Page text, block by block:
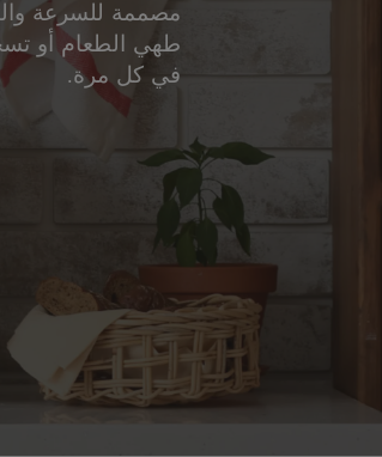
مصممة للسرعة
طهي الطعام أو
في كل مرة.